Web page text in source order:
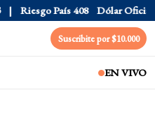
Riesgo País 408 Dólar Oficial
Suscribite por $10.000
EN VIVO